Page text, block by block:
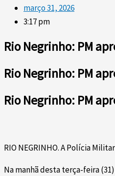
março 31, 2026
3:17 pm
Rio Negrinho: PM
Rio Negrinho: PM
Rio Negrinho: PM
RIO NEGRINHO. A Polícia
Na manhã desta terça-feira